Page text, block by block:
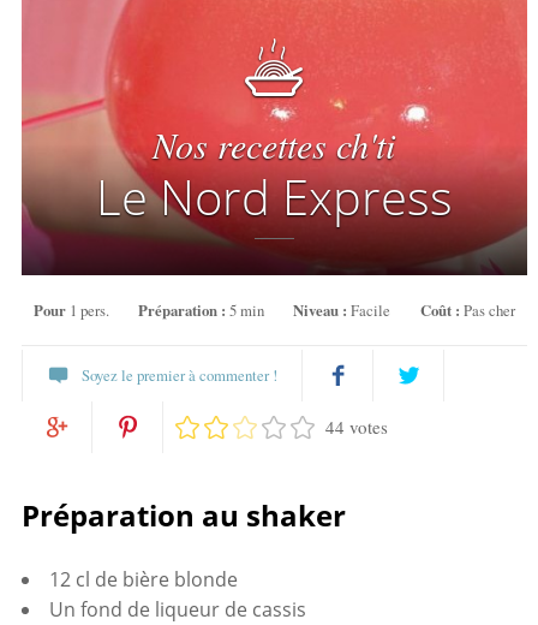
Nos recettes ch'ti
Le Nord Express
Pour 1 pers. Préparation :5 min Niveau : Facile Coût : Pas cher
Soyez le premier à commenter !
Partagez
Facebook
sur
Google+
it
44 votes
Préparation au shaker
12 cl de bière blonde
Un fond de liqueur de cassis